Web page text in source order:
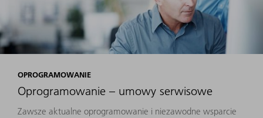
OPROGRAMOWANIE
Oprogramowanie – umowy serwisowe
Zawsze aktualne oprogramowanie i niezawodne wsparcie